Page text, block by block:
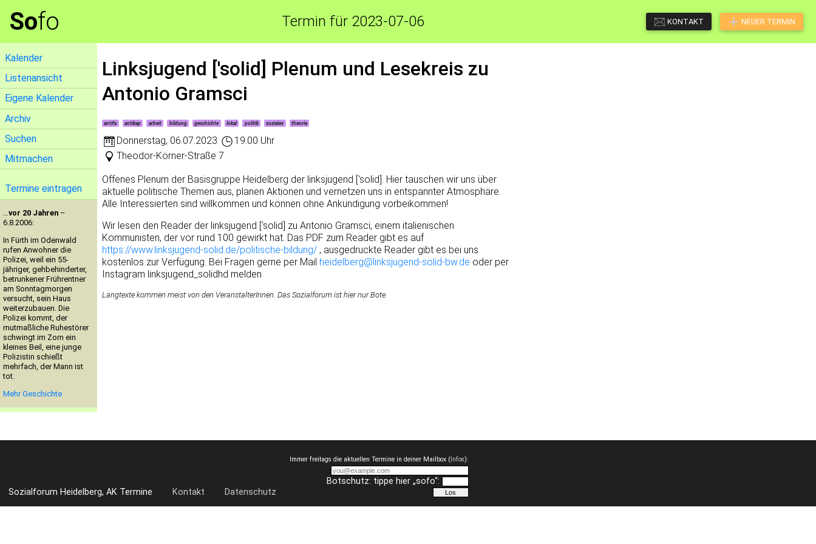
Sofo Termin für 2023-07-06 KONTAKT NEUER TERMIN
Kalender
Listenansicht
Eigene Kalender
Archiv
Suchen
Mitmachen
Termine eintragen
…vor 20 Jahren –
6.8.2006:
In Fürth im Odenwald
rufen Anwohner die
Polizei, weil ein 55-
jähriger, gehbehinderter,
betrunkener Frührentner
am Sonntagmorgen
versucht, sein Haus
weiterzubauen. Die
Polizei kommt, der
mutmaßliche Ruhestörer
schwingt im Zorn ein
kleines Beil, eine junge
Polizistin schießt
mehrfach, der Mann ist
tot.
Mehr Geschichte
Linksjugend ['solid] Plenum und Lesekreis zu
Antonio Gramsci
antifa antikap arbeit bildung geschichte lokal politik soziales theorie
Donnerstag, 06.07.2023
19.00 Uhr
Theodor-Körner-Straße 7
Offenes Plenum der Basisgruppe Heidelberg der linksjugend ['solid]. Hier tauschen wir uns über
aktuelle politische Themen aus, planen Aktionen und vernetzen uns in entspannter Atmosphäre.
Alle Interessierten sind willkommen und können ohne Ankündigung vorbeikommen!
Wir lesen den Reader der linksjugend ['solid] zu Antonio Gramsci, einem italienischen
Kommunisten, der vor rund 100 gewirkt hat. Das PDF zum Reader gibt es auf
https://www.linksjugend-solid.de/politische-bildung/ , ausgedruckte Reader gibt es bei uns
kostenlos zur Verfügung. Bei Fragen gerne per Mail heidelberg@linksjugend-solid-bw.de oder per
Instagram linksjugend_solidhd melden
Langtexte kommen meist von den VeranstalterInnen. Das Sozialforum ist hier nur Bote.
Sozialforum Heidelberg, AK Termine Kontakt Datenschutz
Immer freitags die aktuellen Termine in deiner Mailbox (Infos):
Botschutz: tippe hier „sofo“: